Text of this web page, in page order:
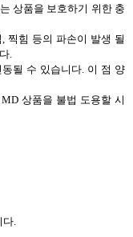
상품을 보호하기 위한 충
찍힘 등의 파손이 발생 될
.
될 수 있습니다. 이 점 양
상품을 불법 도용할 시
다.